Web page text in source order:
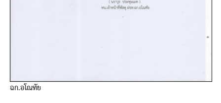
ฉก.อโณทัย